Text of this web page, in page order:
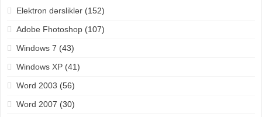
Elektron dərsliklər(152)
Adobe Fhotoshop(107)
Windows 7 (43)
Windows XP(41)
Word 2003 (56)
Word 2007 (30)